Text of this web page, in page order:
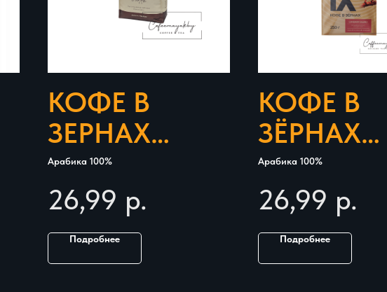
КОФЕ В
ЗЕРНАХ
EGOISTE
TRUFFLE
Арабика 100%
26,99 р.
Подробнее
КОФЕ В
ЗЁРНАХ
SORSO
BLEND
GIMBARR
Арабика 100%
26,99 р.
Подробнее